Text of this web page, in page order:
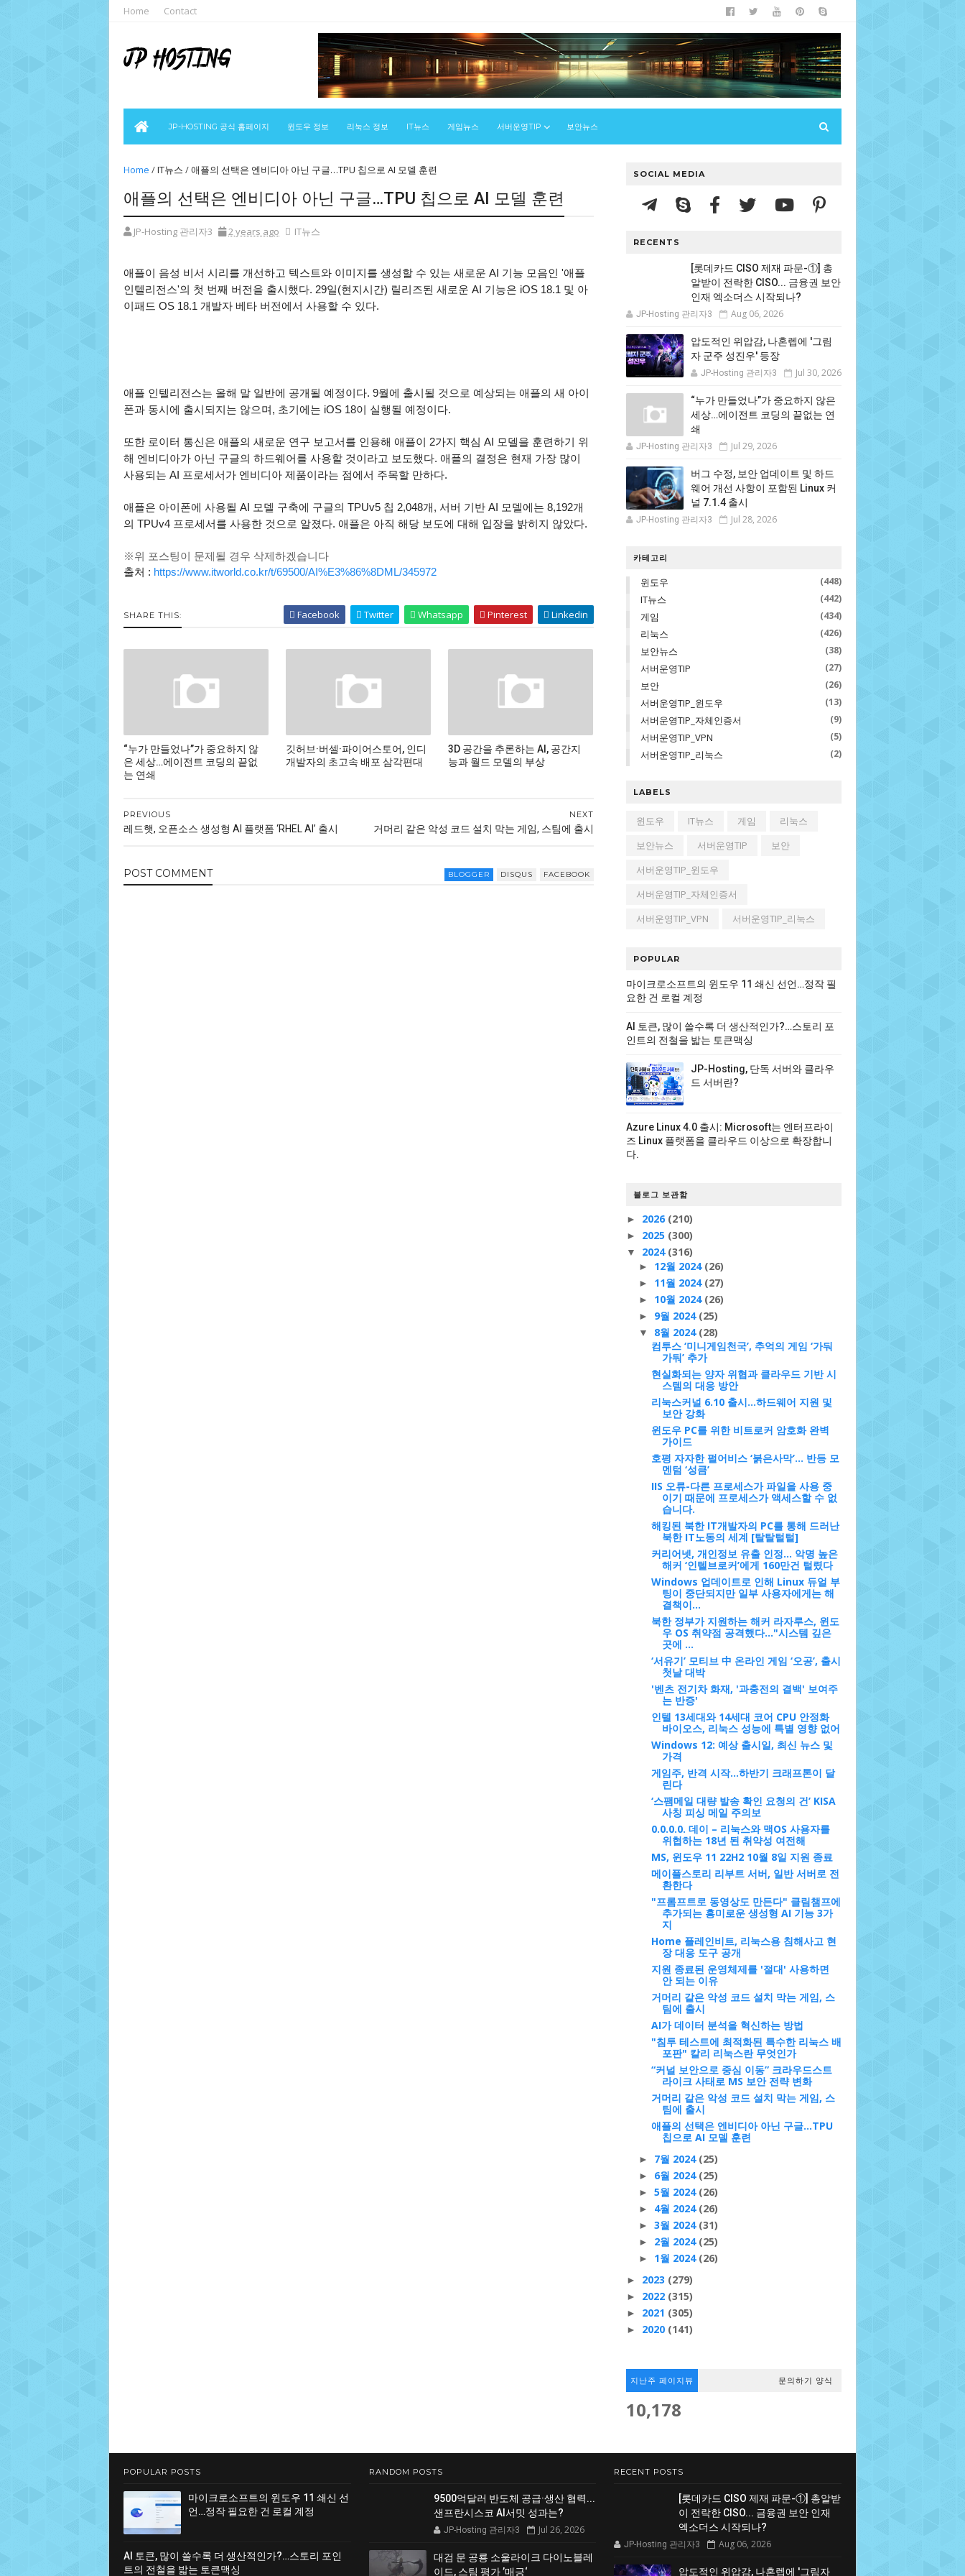
Home Contact
JP-HOSTING 공식 홈페이지 윈도우 정보 리눅스 정보 IT뉴스 게임뉴스 서버운영TIP 보안뉴스
Home /IT뉴스 /애플의 선택은 엔비디아 아닌 구글…TPU 칩으로 AI 모델 훈련
애플의 선택은 엔비디아 아닌 구글…TPU 칩으로 AI 모델 훈련
JP-Hosting 관리자3 2 years ago IT뉴스
애플이 음성 비서 시리를 개선하고 텍스트와 이미지를 생성할 수 있는 새로운 AI 기능 모음인 '애플
인텔리전스'의 첫 번째 버전을 출시했다. 29일(현지시간) 릴리즈된 새로운 AI 기능은 iOS 18.1 및 아
이패드 OS 18.1 개발자 베타 버전에서 사용할 수 있다.
애플 인텔리전스는 올해 말 일반에 공개될 예정이다. 9월에 출시될 것으로 예상되는 애플의 새 아이
폰과 동시에 출시되지는 않으며, 초기에는 iOS 18이 실행될 예정이다.
또한 로이터 통신은 애플의 새로운 연구 보고서를 인용해 애플이 2가지 핵심 AI 모델을 훈련하기 위
해 엔비디아가 아닌 구글의 하드웨어를 사용할 것이라고 보도했다. 애플의 결정은 현재 가장 많이
사용되는 AI 프로세서가 엔비디아 제품이라는 점에서 주목할 만하다.
애플은 아이폰에 사용될 AI 모델 구축에 구글의 TPUv5 칩 2,048개, 서버 기반 AI 모델에는 8,192개
의 TPUv4 프로세서를 사용한 것으로 알졌다. 애플은 아직 해당 보도에 대해 입장을 밝히지 않았다.
※위 포스팅이 문제될 경우 삭제하겠습니다
출처 : https://www.itworld.co.kr/t/69500/AI%E3%86%8DML/345972
SHARE THIS: Facebook Twitter Whatsapp Pinterest Linkedin
“누가 만들었나”가 중요하지 않
은 세상…에이전트 코딩의 끝없
는 연쇄
깃허브·버셀·파이어스토어, 인디
개발자의 초고속 배포 삼각편대
3D 공간을 추론하는 AI, 공간지
능과 월드 모델의 부상
NEXT
거머리 같은 악성 코드 설치 막는 게임, 스팀에 출시
PREVIOUS
레드햇, 오픈소스 생성형 AI 플랫폼 ‘RHEL AI’ 출시
POST COMMENT BLOGGER DISQUS FACEBOOK
SOCIAL MEDIA
RECENTS
[롯데카드 CISO 제재 파문-①] 총
알받이 전락한 CISO... 금융권 보안
인재 엑소더스 시작되나?
JP-Hosting 관리자3 Aug 06, 2026
압도적인 위압감, 나혼렙에 '그림
자 군주 성진우' 등장
JP-Hosting 관리자3 Jul 30, 2026
“누가 만들었나”가 중요하지 않은
세상…에이전트 코딩의 끝없는 연
쇄
JP-Hosting 관리자3 Jul 29, 2026
버그 수정, 보안 업데이트 및 하드
웨어 개선 사항이 포함된 Linux 커
널 7.1.4 출시
JP-Hosting 관리자3 Jul 28, 2026
카테고리
윈도우 (448)
IT뉴스 (442)
게임 (434)
리눅스 (426)
보안뉴스 (38)
서버운영TIP (27)
보안 (26)
서버운영TIP_윈도우 (13)
서버운영TIP_자체인증서 (9)
서버운영TIP_VPN (5)
서버운영TIP_리눅스 (2)
LABELS
윈도우 IT뉴스 게임
리눅스
보안뉴스
서버운영TIP
보안
서버운영TIP_윈도우
서버운영TIP_자체인증서
서버운영TIP_VPN
서버운영TIP_리눅스
POPULAR
마이크로소프트의 윈도우 11 쇄신 선언…정작 필
요한 건 로컬 계정
AI 토큰, 많이 쓸수록 더 생산적인가?…스토리 포
인트의 전철을 밟는 토큰맥싱
JP-Hosting, 단독 서버와 클라우
드 서버란?
Azure Linux 4.0 출시: Microsoft는 엔터프라이
즈 Linux 플랫폼을 클라우드 이상으로 확장합니
다.
블로그 보관함
► 2026 (210)
► 2025 (300)
▼ 2024 (316)
► 12월 2024 (26)
► 11월 2024 (27)
► 10월 2024 (26)
► 9월 2024 (25)
▼ 8월 2024 (28)
컴투스 ‘미니게임천국’, 추억의 게임 ‘가둬
가둬’ 추가
현실화되는 양자 위협과 클라우드 기반 시
스템의 대응 방안
리눅스커널 6.10 출시...하드웨어 지원 및
보안 강화
윈도우 PC를 위한 비트로커 암호화 완벽
가이드
호평 자자한 펄어비스 ‘붉은사막’… 반등 모
멘텀 ‘성큼’
IIS 오류-다른 프로세스가 파일을 사용 중
이기 때문에 프로세스가 액세스할 수 없
습니다.
해킹된 북한 IT개발자의 PC를 통해 드러난
북한 IT노동의 세계 [탈탈털털]
커리어넷, 개인정보 유출 인정... 악명 높은
해커 ‘인텔브로커’에게 160만건 털렸다
Windows 업데이트로 인해 Linux 듀얼 부
팅이 중단되지만 일부 사용자에게는 해
결책이...
북한 정부가 지원하는 해커 라자루스, 윈도
우 OS 취약점 공격했다..."시스템 깊은
곳에 ...
‘서유기’ 모티브 中 온라인 게임 ‘오공’, 출시
첫날 대박
'벤츠 전기차 화재, '과충전의 결백' 보여주
는 반증'
인텔 13세대와 14세대 코어 CPU 안정화
바이오스, 리눅스 성능에 특별 영향 없어
Windows 12: 예상 출시일, 최신 뉴스 및
가격
게임주, 반격 시작...하반기 크래프톤이 달
린다
‘스팸메일 대량 발송 확인 요청의 건’ KISA
사칭 피싱 메일 주의보
0.0.0.0. 데이 – 리눅스와 맥OS 사용자를
위협하는 18년 된 취약성 여전해
MS, 윈도우 11 22H2 10월 8일 지원 종료
메이플스토리 리부트 서버, 일반 서버로 전
환한다
"프롬프트로 동영상도 만든다" 클림챔프에
추가되는 흥미로운 생성형 AI 기능 3가
지
Home 플레인비트, 리눅스용 침해사고 현
장 대응 도구 공개
지원 종료된 운영체제를 '절대' 사용하면
안 되는 이유
거머리 같은 악성 코드 설치 막는 게임, 스
팀에 출시
AI가 데이터 분석을 혁신하는 방법
"침투 테스트에 최적화된 특수한 리눅스 배
포판" 칼리 리눅스란 무엇인가
“커널 보안으로 중심 이동” 크라우드스트
라이크 사태로 MS 보안 전략 변화
거머리 같은 악성 코드 설치 막는 게임, 스
팀에 출시
애플의 선택은 엔비디아 아닌 구글…TPU
칩으로 AI 모델 훈련
► 7월 2024 (25)
► 6월 2024 (25)
► 5월 2024 (26)
► 4월 2024 (26)
► 3월 2024 (31)
► 2월 2024 (25)
► 1월 2024 (26)
► 2023 (279)
► 2022 (315)
► 2021 (305)
► 2020 (141)
지난주 페이지뷰 문의하기 양식
10,178
POPULAR POSTS
마이크로소프트의 윈도우 11 쇄신 선
언…정작 필요한 건 로컬 계정
AI 토큰, 많이 쓸수록 더 생산적인가?…스토리 포인
트의 전철을 밟는 토큰맥싱
RANDOM POSTS
9500억달러 반도체 공급·생산 협력...
샌프란시스코 AI서밋 성과는?
JP-Hosting 관리자3 Jul 26, 2026
대검 문 공룡 소울라이크 다이노블레
이드, 스팀 평가 ’매긍‘
RECENT POSTS
[롯데카드 CISO 제재 파문-①] 총알받
이 전락한 CISO... 금융권 보안 인재
엑소더스 시작되나?
JP-Hosting 관리자3 Aug 06, 2026
압도적인 위압감, 나혼렙에 '그림자